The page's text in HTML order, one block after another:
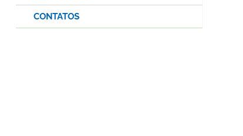
CONTATOS